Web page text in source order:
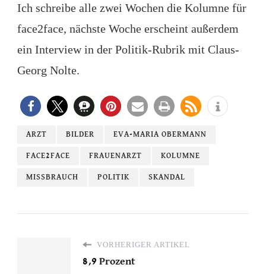
Ich schreibe alle zwei Wochen die Kolumne für
face2face, nächste Woche erscheint außerdem
ein Interview in der Politik-Rubrik mit Claus-
Georg Nolte.
ARZT BILDER EVA-MARIA OBERMANN
FACE2FACE FRAUENARZT KOLUMNE
MISSBRAUCH POLITIK SKANDAL
VORHERIGER ARTIKEL
8,9 Prozent